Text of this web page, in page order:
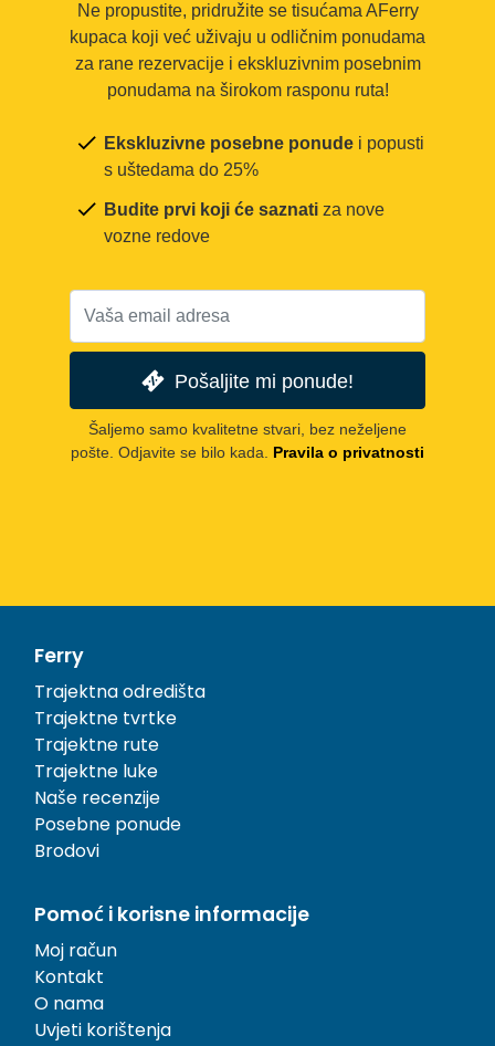
Ne propustite, pridružite se tisućama AFerry
kupaca koji već uživaju u odličnim ponudama
za rane rezervacije i ekskluzivnim posebnim
ponudama na širokom rasponu ruta!
Ekskluzivne posebne ponude i popusti
s uštedama do 25%
Budite prvi koji će saznati za nove
vozne redove
Pošaljite mi ponude!
Šaljemo samo kvalitetne stvari, bez neželjene
pošte. Odjavite se bilo kada.
Pravila o privatnosti
Ferry
Trajektna odredišta
Trajektne tvrtke
Trajektne rute
Trajektne luke
Naše recenzije
Posebne ponude
Brodovi
Pomoć i korisne informacije
Moj račun
Kontakt
O nama
Uvjeti korištenja